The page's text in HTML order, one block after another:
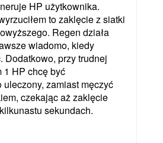
HP użytkownika.
to zaklęcie z siatki
Regen działa
wiadomo, kiedy
Dodatkowo, przy trudnej
1 HP chcę być
uleczony, zamiast męczyć
czekając aż zaklęcie
sekundach.